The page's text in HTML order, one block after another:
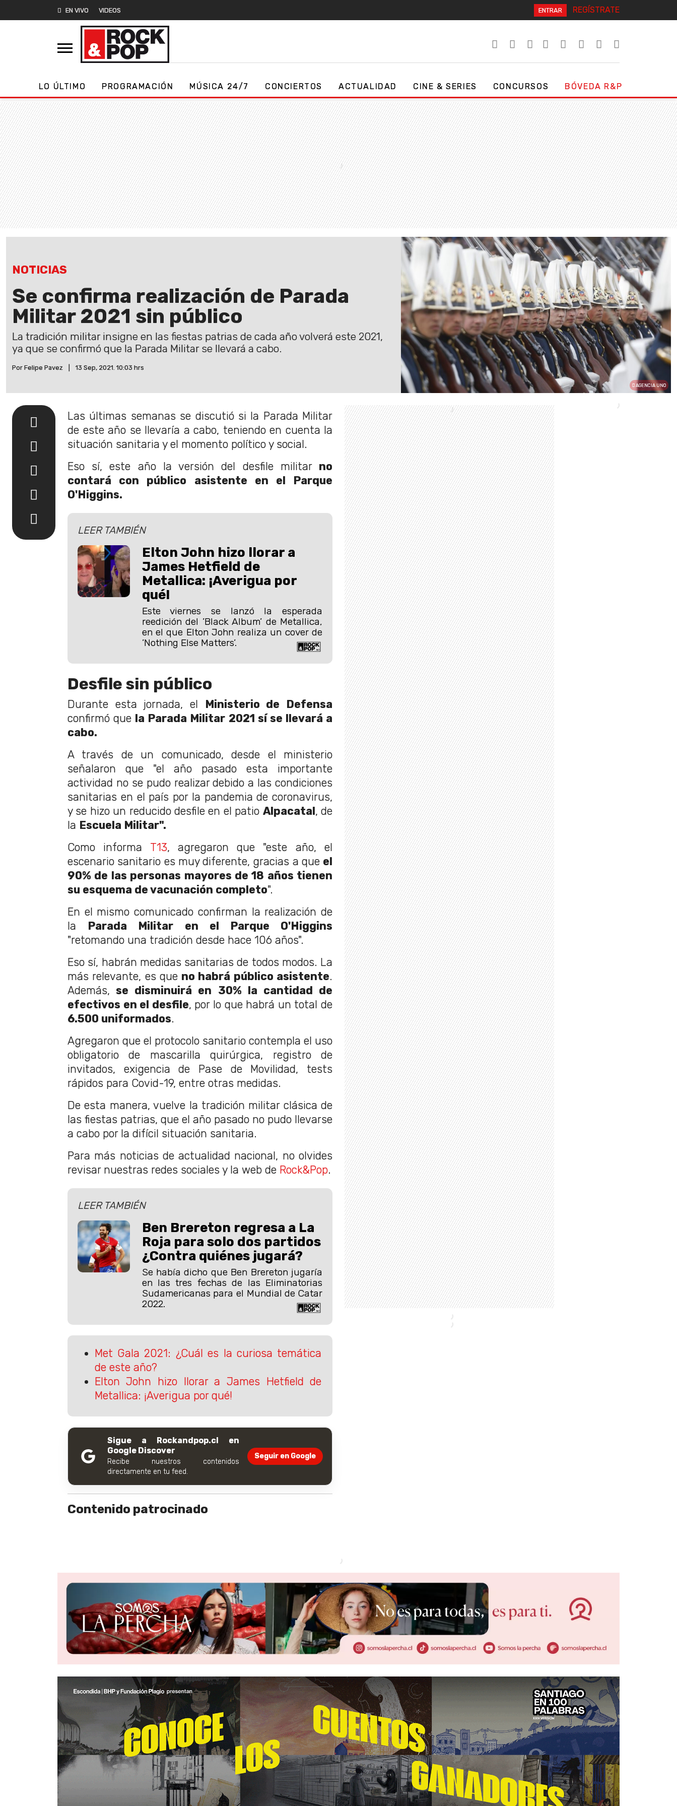
EN VIVO VIDEOS ENTRAR REGÍSTRATE
LO ÚLTIMO PROGRAMACIÓN MÚSICA 24/7 CONCIERTOS ACTUALIDAD CINE & SERIES CONCURSOS BÓVEDA R&P
NOTICIAS
Se confirma realización de Parada
Militar 2021 sin público
La tradición militar insigne en las fiestas patrias de cada año volverá este 2021,
ya que se confirmó que la Parada Militar se llevará a cabo.
Por Felipe Pavez 13 Sep, 2021. 10:03 hrs
AGENCIA UNO
Las últimas semanas se discutió si la Parada Militar
de este año se llevaría a cabo, teniendo en cuenta la
situación sanitaria y el momento político y social.
Eso sí, este año la versión del desfile militar no
contará con público asistente en el Parque
O'Higgins.
LEER TAMBIÉN
Elton John hizo llorar a
James Hetfield de
Metallica: ¡Averigua por
qué!
Este viernes se lanzó la esperada
reedición del ’Black Album’ de Metallica,
en el que Elton John realiza un cover de
’Nothing Else Matters’.
Desfile sin público
Durante esta jornada, el Ministerio de Defensa
confirmó que la Parada Militar 2021 sí se llevará a
cabo.
A través de un comunicado, desde el ministerio
señalaron que "el año pasado esta importante
actividad no se pudo realizar debido a las condiciones
sanitarias en el país por la pandemia de coronavirus,
y se hizo un reducido desfile en el patio Alpacatal, de
la Escuela Militar".
Como informa T13, agregaron que "este año, el
escenario sanitario es muy diferente, gracias a que el
90% de las personas mayores de 18 años tienen
su esquema de vacunación completo".
En el mismo comunicado confirman la realización de
la Parada Militar en el Parque O'Higgins
"retomando una tradición desde hace 106 años".
Eso sí, habrán medidas sanitarias de todos modos. La
más relevante, es que no habrá público asistente.
Además, se disminuirá en 30% la cantidad de
efectivos en el desfile, por lo que habrá un total de
6.500 uniformados.
Agregaron que el protocolo sanitario contempla el uso
obligatorio de mascarilla quirúrgica, registro de
invitados, exigencia de Pase de Movilidad, tests
rápidos para Covid-19, entre otras medidas.
De esta manera, vuelve la tradición militar clásica de
las fiestas patrias, que el año pasado no pudo llevarse
a cabo por la difícil situación sanitaria.
Para más noticias de actualidad nacional, no olvides
revisar nuestras redes sociales y la web de Rock&Pop.
LEER TAMBIÉN
Ben Brereton regresa a La
Roja para solo dos partidos
¿Contra quiénes jugará?
Se había dicho que Ben Brereton jugaría
en las tres fechas de las Eliminatorias
Sudamericanas para el Mundial de Catar
2022.
Met Gala 2021: ¿Cuál es la curiosa temática
de este año?
Elton John hizo llorar a James Hetfield de
Metallica: ¡Averigua por qué!
Sigue a Rockandpop.cl en
Google Discover
Recibe nuestros contenidos
directamente en tu feed.
Seguir en Google
Contenido patrocinado